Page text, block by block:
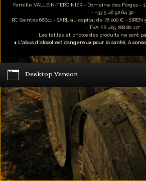
Famille VALLEIN-TERCINIER - Domaine des Forges -
- +33 5 46 92 64 30
RC Saintes 68B11 - SARL au capital de 76 000 € - SIREN
- TVA FR 465 268 80 117
Les tailles et photos des produits ne sont
♦ L'abus d'alcool est dangereux pour la santé, à
Desktop Version